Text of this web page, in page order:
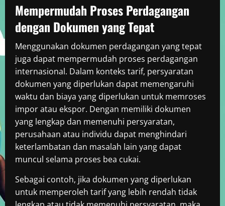
Mempermudah Proses Perdagangan
dengan Dokumen yang Tepat
Menggunakan dokumen perdagangan yang tepat
juga dapat mempermudah proses perdagangan
internasional. Dalam konteks tarif, persyaratan
dokumen yang diperlukan dapat memengaruhi
waktu dan biaya yang diperlukan untuk memroses
impor atau ekspor. Dengan memiliki dokumen
yang lengkap dan memenuhi persyaratan,
perusahaan atau individu dapat menghindari
keterlambatan dan masalah lain yang dapat
muncul selama proses bea cukai.
Sebagai contoh, jika dokumen yang diperlukan
untuk memperoleh tarif yang lebih rendah tidak